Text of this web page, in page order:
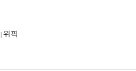
위픽